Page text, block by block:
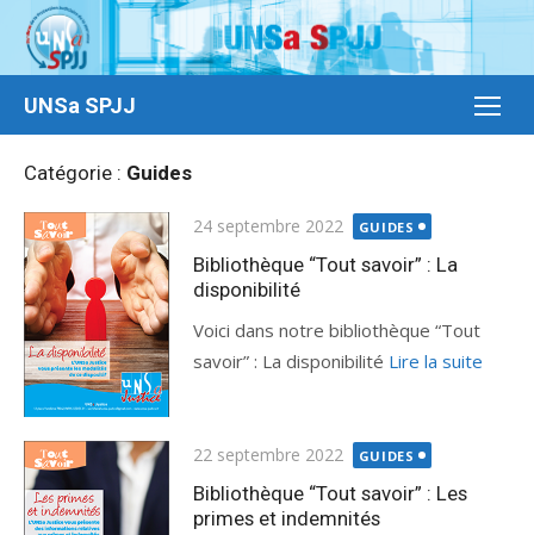
Aller
contenu
UNSa SPJJ
Catégorie : Guides
Publié
le
24 septembre 2022 GUIDES
Bibliothèque “Tout savoir” : La
disponibilité
Voici dans notre bibliothèque “Tout
savoir” : La disponibilité Lire la suite
Publié
le
22 septembre 2022 GUIDES
Bibliothèque “Tout savoir” : Les
primes et indemnités